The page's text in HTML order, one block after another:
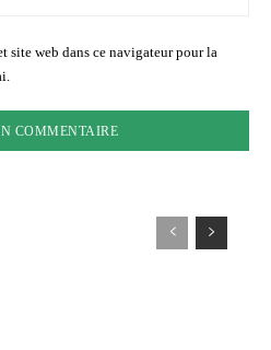
site web dans ce navigateur pour la